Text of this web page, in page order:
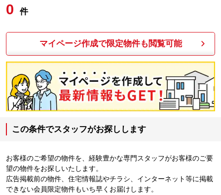
0 件
マイページ作成で限定物件も閲覧可能
この条件でスタッフがお探しします
お客様のご希望の物件を、経験豊かな専門スタッフがお客様のご要
望の物件をお探しいたします。
広告掲載前の物件、住宅情報誌やチラシ、インターネット等に掲載
できない会員限定物件もいち早くお届けします。